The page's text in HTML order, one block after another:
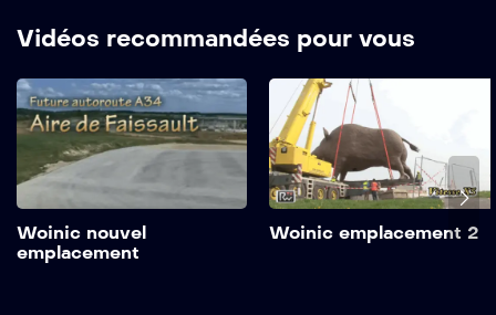
Vidéos recommandées pour vous
Woinic nouvel
emplacement
Woinic emplacement 2